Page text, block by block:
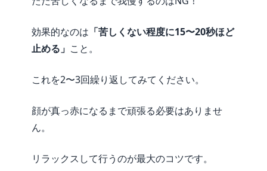
効果的なのは 「苦しくない程度に15〜20秒ほど
止める」 こと。
これを2〜3回繰り返してみてください。
顔が真っ赤になるまで頑張る必要はありませ
ん。
リラックスして行うのが最大のコツです。